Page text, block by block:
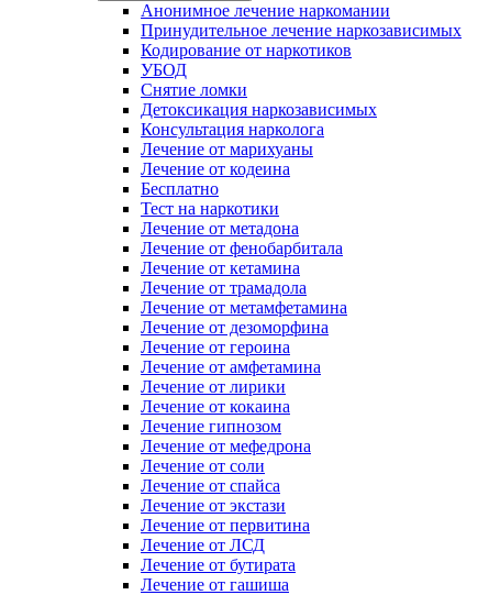
Анонимное лечение наркомании
Принудительное лечение наркозависимых
Кодирование от наркотиков
УБОД
Снятие ломки
Детоксикация наркозависимых
Консультация нарколога
Лечение от марихуаны
Лечение от кодеина
Бесплатно
Тест на наркотики
Лечение от метадона
Лечение от фенобарбитала
Лечение от кетамина
Лечение от трамадола
Лечение от метамфетамина
Лечение от дезоморфина
Лечение от героина
Лечение от амфетамина
Лечение от лирики
Лечение от кокаина
Лечение гипнозом
Лечение от мефедрона
Лечение от соли
Лечение от спайса
Лечение от экстази
Лечение от первитина
Лечение от ЛСД
Лечение от бутирата
Лечение от гашиша